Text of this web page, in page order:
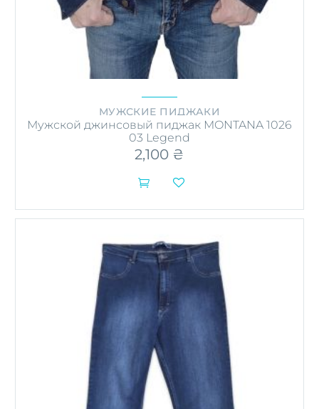
МУЖСКИЕ ПИДЖАКИ
Мужской джинсовый пиджак MONTANA 1026
03 Legend
2,100 ₴

товар
вариаций.
Опции
можно
выбрать
на
странице
товара.
